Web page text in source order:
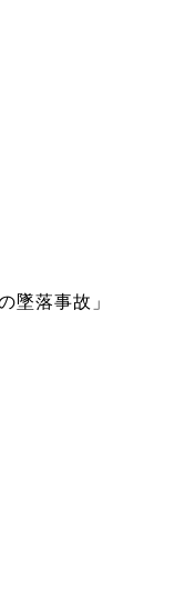
墜落事故」